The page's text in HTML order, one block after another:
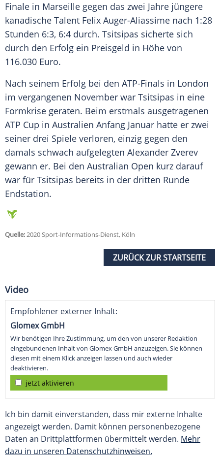
Finale in Marseille gegen das zwei Jahre jüngere
kanadische Talent Felix Auger-Aliassime nach 1:28
Stunden 6:3, 6:4 durch. Tsitsipas sicherte sich
durch den Erfolg ein Preisgeld in Höhe von
116.030 Euro.
Nach seinem Erfolg bei den ATP-Finals in London
im vergangenen November war Tsitsipas in eine
Formkrise geraten. Beim erstmals ausgetragenen
ATP Cup in Australien Anfang Januar hatte er zwei
seiner drei Spiele verloren, einzig gegen den
damals schwach aufgelegten Alexander Zverev
gewann er. Bei den Australian Open kurz darauf
war für Tsitsipas bereits in der dritten Runde
Endstation.
Quelle:2020 Sport-Informations-Dienst, Köln
ZURÜCK ZUR STARTSEITE
Video
Empfohlener externer Inhalt:
Glomex GmbH
Wir benötigen Ihre Zustimmung, um den von unserer Redaktion
eingebundenen Inhalt von Glomex GmbH anzuzeigen. Sie können
diesen mit einem Klick anzeigen lassen und auch wieder
deaktivieren.
jetzt aktivieren
Ich bin damit einverstanden, dass mir externe Inhalte
angezeigt werden. Damit können personenbezogene
Daten an Drittplattformen übermittelt werden. Mehr
dazu in unseren Datenschutzhinweisen.